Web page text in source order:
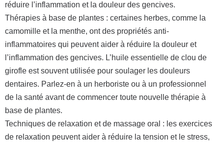
réduire l’inflammation et la douleur des gencives.
Thérapies à base de plantes : certaines herbes, comme la
camomille et la menthe, ont des propriétés anti-
inflammatoires qui peuvent aider à réduire la douleur et
l’inflammation des gencives. L’huile essentielle de clou de
girofle est souvent utilisée pour soulager les douleurs
dentaires. Parlez-en à un herboriste ou à un professionnel
de la santé avant de commencer toute nouvelle thérapie à
base de plantes.
Techniques de relaxation et de massage oral : les exercices
de relaxation peuvent aider à réduire la tension et le stress,